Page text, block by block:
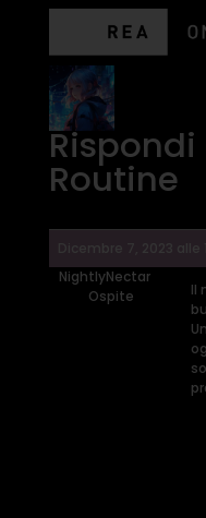
Routine
NightlyNectar
Ospite
Il